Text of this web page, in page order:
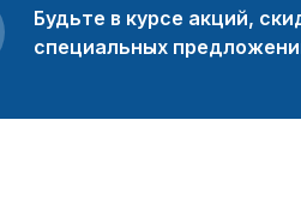
Будьте в курсе акций,
специальных